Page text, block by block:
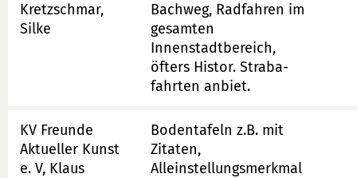
Kretzschmar,
Silke
Bachweg, Radfahren im
gesamten
Innenstadtbereich,
öfters Histor. Straba-
fahrten anbiet.
KV Freunde
Aktueller Kunst
e. V, Klaus
Bodentafeln z.B. mit
Zitaten,
Alleinstellungsmerkmal